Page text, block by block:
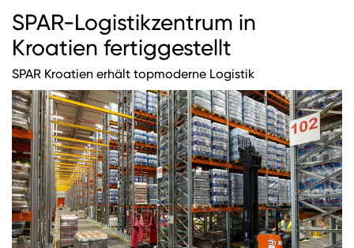
Mitarbeitende & Karriere
CSR/Soziales
Aus den Regionen
Unternehmen
Nachhaltigkeit
ANMELDEN
Sie wollen unsere aktuellen Medienmitteilungen
automatisch per E-Mail erhalten? Dann tragen Sie
SPAR-Logistikzentrum in
Kroatien fertiggestellt
SPAR Kroatien erhält topmoderne Logistik